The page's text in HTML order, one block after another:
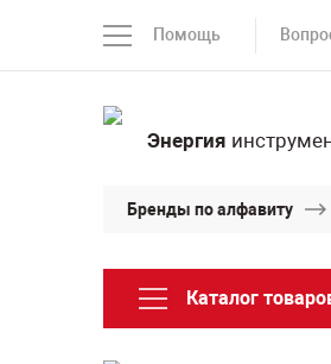
Помощь
Энергия
Бренды по алфавиту
Каталог